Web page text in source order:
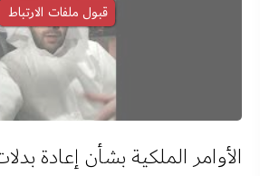
قبول ملفات الارتباط
الأوامر الملكية بشأن إعادة